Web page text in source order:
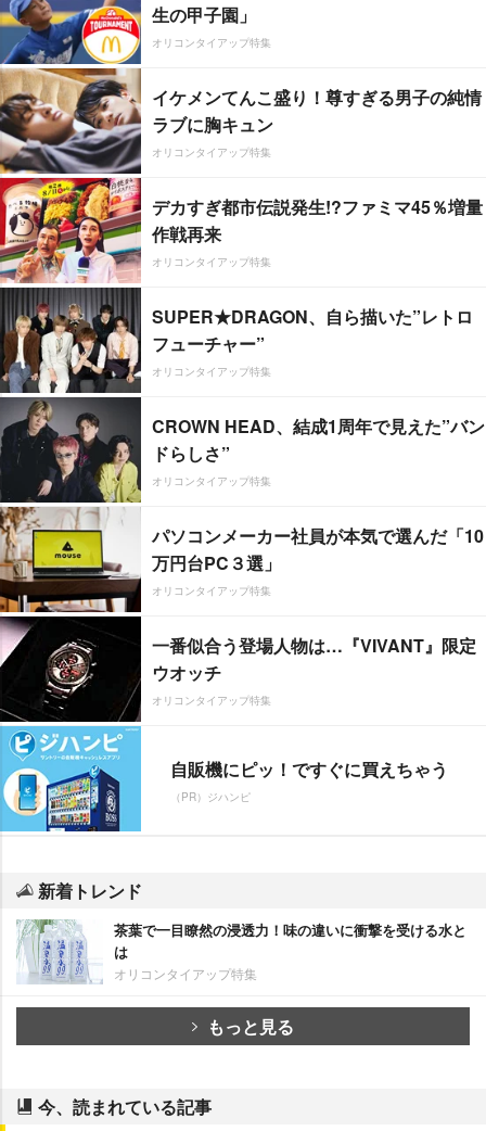
生の甲子園」
オリコンタイアップ特集
イケメンてんこ盛り！尊すぎる男子の純情
ラブに胸キュン
オリコンタイアップ特集
デカすぎ都市伝説発生!?ファミマ45％増量
作戦再来
オリコンタイアップ特集
SUPER★DRAGON、自ら描いた”レトロ
フューチャー”
オリコンタイアップ特集
CROWN HEAD、結成1周年で見えた”バン
ドらしさ”
オリコンタイアップ特集
パソコンメーカー社員が本気で選んだ「10
万円台PC３選」
オリコンタイアップ特集
一番似合う登場人物は…『VIVANT』限定
ウオッチ
オリコンタイアップ特集
自販機にピッ！ですぐに買えちゃう
（PR）ジハンピ
新着トレンド
茶葉で一目瞭然の浸透力！味の違いに衝撃を受ける水と
は
オリコンタイアップ特集
もっと見る
今、読まれている記事